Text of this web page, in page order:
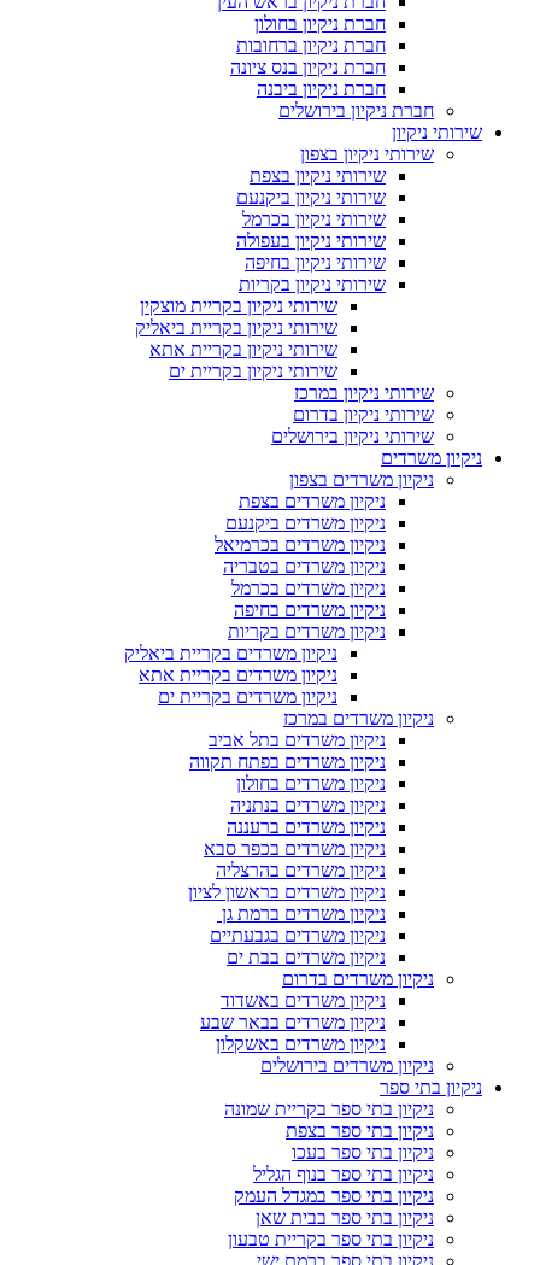
חברת ניקיון בחולון
חברת ניקיון ברחובות
חברת ניקיון בנס ציונה
חברת ניקיון ביבנה
חברת ניקיון בירושלים
שירותי ניקיון
שירותי ניקיון בצפון
שירותי ניקיון בצפת
שירותי ניקיון ביקנעם
שירותי ניקיון בכרמל
שירותי ניקיון בעפולה
שירותי ניקיון בחיפה
שירותי ניקיון בקריות
שירותי ניקיון בקריית מוצקין
שירותי ניקיון בקריית ביאליק
שירותי ניקיון בקריית אתא
שירותי ניקיון בקריית ים
שירותי ניקיון במרכז
שירותי ניקיון בדרום
שירותי ניקיון בירושלים
ניקיון משרדים
ניקיון משרדים בצפון
ניקיון משרדים בצפת
ניקיון משרדים ביקנעם
ניקיון משרדים בכרמיאל
ניקיון משרדים בטבריה
ניקיון משרדים בכרמל
ניקיון משרדים בחיפה
ניקיון משרדים בקריות
ניקיון משרדים בקריית ביאליק
ניקיון משרדים בקריית אתא
ניקיון משרדים בקריית ים
ניקיון משרדים במרכז
ניקיון משרדים בתל אביב
ניקיון משרדים בפתח תקווה
ניקיון משרדים בחולון
ניקיון משרדים בנתניה
ניקיון משרדים ברעננה
ניקיון משרדים בכפר סבא
ניקיון משרדים בהרצליה
ניקיון משרדים בראשון לציון
ניקיון משרדים ברמת גן
ניקיון משרדים בגבעתיים
ניקיון משרדים בבת ים
ניקיון משרדים בדרום
ניקיון משרדים באשדוד
ניקיון משרדים בבאר שבע
ניקיון משרדים באשקלון
ניקיון משרדים בירושלים
ניקיון בתי ספר
ניקיון בתי ספר בקריית שמונה
ניקיון בתי ספר בצפת
ניקיון בתי ספר בעכו
ניקיון בתי ספר בנוף הגליל
ניקיון בתי ספר במגדל העמק
ניקיון בתי ספר בבית שאן
ניקיון בתי ספר בקריית טבעון
ניקיון בתי ספר ברמת ישי